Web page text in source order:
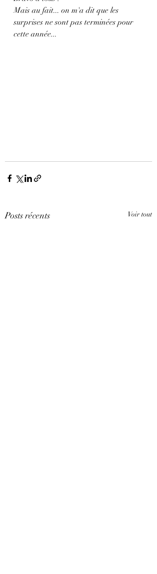
Mais au fait... on m'a dit que les
surprises ne sont pas terminées pour
cette année...
Posts récents Voir tout